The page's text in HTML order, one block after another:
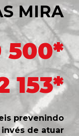
MIRA
500*
153*
prevenindo
de atuar